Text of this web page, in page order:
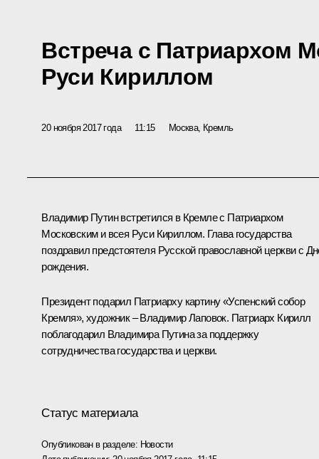
Встреча с Патриархом
Руси Кириллом
20 ноября 2017 года 11:15 Москва, Кремль
Владимир Путин встретился в Кремле с Патриархом
Московским и всея Руси Кириллом. Глава государства
поздравил предстоятеля Русской православной церкви с
рождения.
Президент подарил Патриарху картину «Успенский собор
Кремля», художник – Владимир Лаповок. Патриарх Кирилл
поблагодарил Владимира Путина за поддержку
сотрудничества государства и церкви.
Статус материала
Опубликован в разделе: Новости